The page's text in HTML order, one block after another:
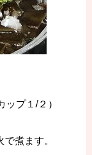
プ１/２）
煮ます。